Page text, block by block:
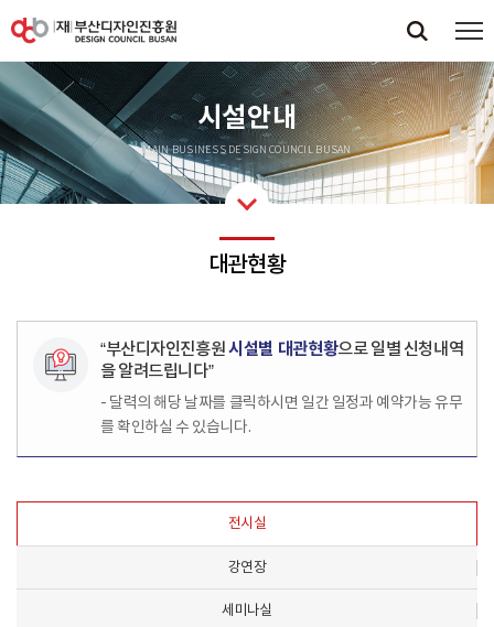
시설안내
MAIN BUSINESS DESIGN COUNCIL BUSAN
대관현황
“부산디자인진흥원시설별 대관현황으로 일별 신청내역
을 알려드립니다”
- 달력의 해당 날짜를 클릭하시면 일간 일정과 예약가능 유무
를 확인하실 수 있습니다.
전시실
강연장
세미나실